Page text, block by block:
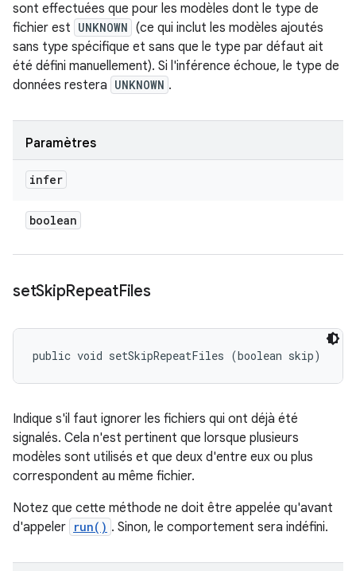
sont effectuées que pour les modèles dont le type de
fichier est UNKNOWN (ce qui inclut les modèles ajoutés
sans type spécifique et sans que le type par défaut ait
été défini manuellement). Si l'inférence échoue, le type de
données restera UNKNOWN .
Paramètres
infer
boolean
setSkipRepeatFiles
public void setSkipRepeatFiles (boolean skip)
Indique s'il faut ignorer les fichiers qui ont déjà été
signalés. Cela n'est pertinent que lorsque plusieurs
modèles sont utilisés et que deux d'entre eux ou plus
correspondent au même fichier.
Notez que cette méthode ne doit être appelée qu'avant
d'appeler run() . Sinon, le comportement sera indéfini.